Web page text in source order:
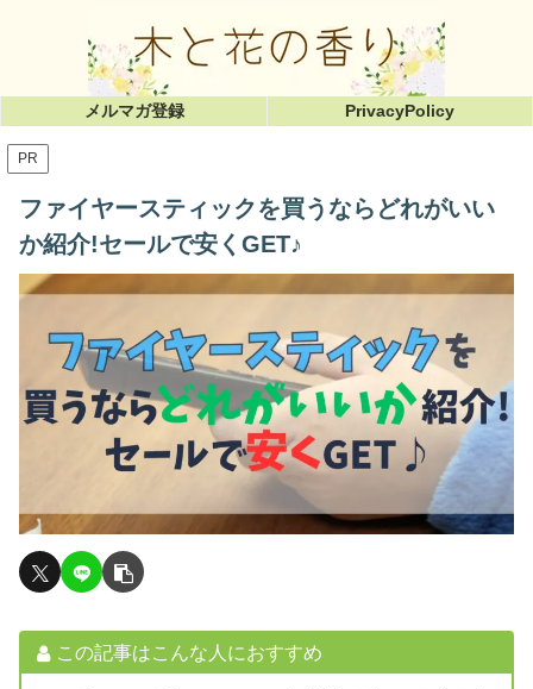
メルマガ登録 PrivacyPolicy
PR
ファイヤースティックを買うならどれがいい
か紹介!セールで安くGET♪
この記事はこんな人におすすめ